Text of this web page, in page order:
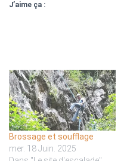
J’aime ça :
Brossage et soufflage
mer. 18 Juin. 2025